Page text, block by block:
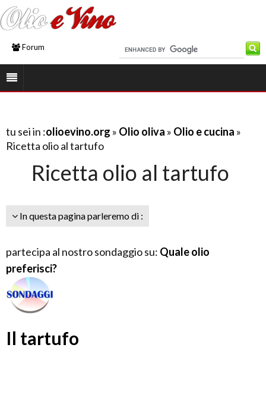
Forum
tu sei in :olioevino.org » Olio oliva » Olio e cucina »
Ricetta olio al tartufo
Ricetta olio al tartufo
In questa pagina parleremo di :
partecipa al nostro sondaggio su: Quale olio
preferisci?
Il tartufo